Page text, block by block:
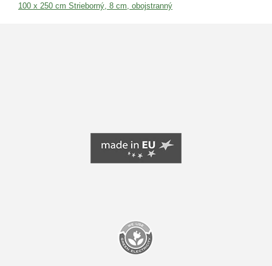
100 x 250 cm Strieborný, 8 cm, obojstranný